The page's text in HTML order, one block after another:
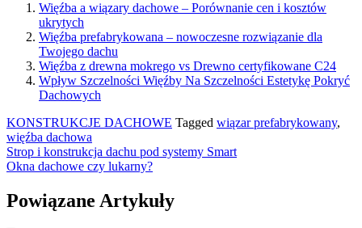
Więźba a wiązary dachowe – Porównanie cen i kosztów
ukrytych
Więźba prefabrykowana – nowoczesne rozwiązanie dla
Twojego dachu
Więźba z drewna mokrego vs Drewno certyfikowane C24
Wpływ Szczelności Więźby Na Szczelności Estetykę Pokryć
Dachowych
KONSTRUKCJE DACHOWE Tagged wiązar prefabrykowany,
więźba dachowa
Nawigacja
wpisu
Strop i konstrukcja dachu pod systemy Smart
Okna dachowe czy lukarny?
Powiązane Artykuły